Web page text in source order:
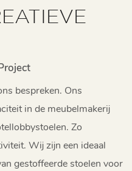
bespreken. Ons
in de meubelmakerij
Zo
Wij zijn een ideaal
gestoffeerde stoelen voor